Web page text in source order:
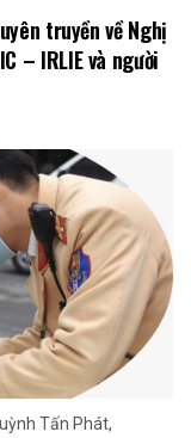
truyền về Nghị
– IRLIE và người
Tấn Phát,